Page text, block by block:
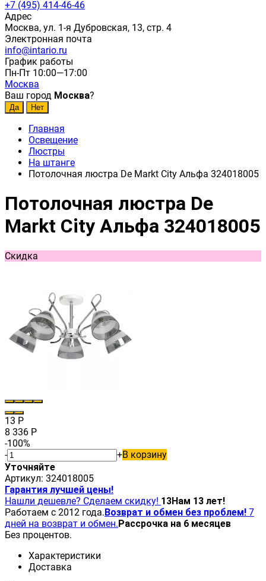
+7 (495) 414-46-46
Адрес
Москва, ул. 1-я Дубровская, 13, стр. 4
Электронная почта
info@intario.ru
График работы
Пн-Пт 10:00—17:00
Москва
Ваш город Москва?
Главная
Освещение
Люстры
На штанге
Потолочная люстра De Markt City Альфа 324018005
Потолочная люстра De
Markt City Альфа 324018005
Скидка
13 Р
8 336 Р
-100%
-
+В корзину
Уточняйте
Артикул: 324018005
Гарантия лучшей цены!
Нашли дешевле? Сделаем скидку! 13Нам 13 лет!
Работаем с 2012 года.Возврат и обмен без проблем! 7
дней на возврат и обмен.Рассрочка на 6 месяцев
Без процентов.
Характеристики
Доставка